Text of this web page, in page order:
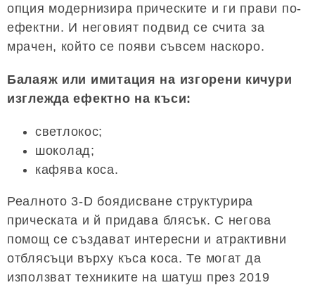
опция модернизира прическите и ги прави по-
ефектни. И неговият подвид се счита за
мрачен, който се появи съвсем наскоро.
Балаяж или имитация на изгорени кичури
изглежда ефектно на къси:
светлокос;
шоколад;
кафява коса.
Реалното 3-D боядисване структурира
прическата и й придава блясък. С негова
помощ се създават интересни и атрактивни
отблясъци върху къса коса. Те могат да
използват техниките на шатуш през 2019